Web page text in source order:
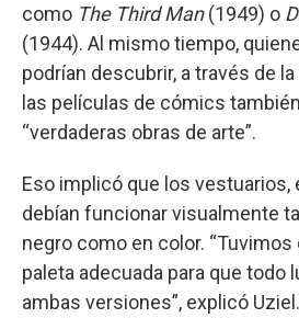
como The Third Man(1949) o
(1944). Al mismo tiempo,
podrían descubrir, a través de
las películas de cómics
“verdaderas obras de arte”.
Eso implicó que los vestuarios,
debían funcionar visualmente
negro como en color. “Tuvimos
paleta adecuada para que todo
ambas versiones”, explicó